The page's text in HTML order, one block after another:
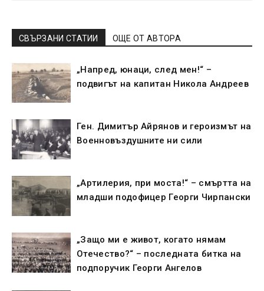
СВЪРЗАНИ СТАТИИ ОЩЕ ОТ АВТОРА
„Напред, юнаци, след мен!“ –
подвигът на капитан Никола Андреев
Ген. Димитър Айрянов и героизмът на
Военновъздушните ни сили
„Артилерия, при моста!“ – смъртта на
младши подофицер Георги Чирпански
„Защо ми е живот, когато нямам
Отечество?“ – последната битка на
подпоручик Георги Ангелов